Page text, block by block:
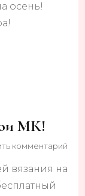
осень!
МК!
комментарийк
Что
вязания на